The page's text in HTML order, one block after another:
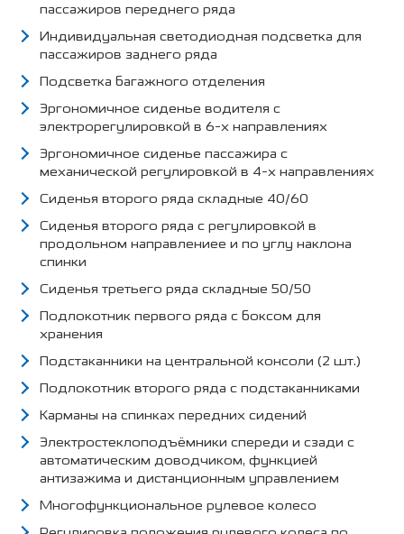
пассажиров переднего ряда
Индивидуальная светодиодная подсветка для
пассажиров заднего ряда
Подсветка багажного отделения
Эргономичное сиденье водителя с
электрорегулировкой в 6-х направлениях
Эргономичное сиденье пассажира с
механической регулировкой в 4-х направлениях
Сиденья второго ряда складные 40/60
Сиденья второго ряда с регулировкой в
продольном направлениее и по углу наклона
спинки
Сиденья третьего ряда складные 50/50
Подлокотник первого ряда с боксом для
хранения
Подстаканники на центральной консоли (2 шт.)
Подлокотник второго ряда с подстаканниками
Карманы на спинках передних сидений
Электростеклоподъёмники спереди и сзади с
автоматическим доводчиком, функцией
антизажима и дистанционным управлением
Многофункциональное рулевое колесо